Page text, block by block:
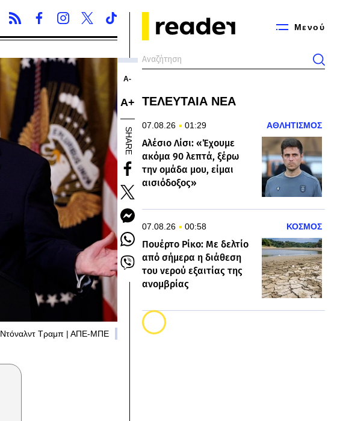
Μενού
Ντόναλντ Τραμπ | ΑΠΕ-ΜΠΕ
Α-
Α+
SHARE
ΤΕΛΕΥΤΑΙΑ ΝΕΑ
07.08.26 01:29 ΑΘΛΗΤΙΣΜΟΣ
Αλέσιο Λίσι: «Έχουμε
ακόμα 90 λεπτά, ξέρω
την ομάδα μου, είμαι
αισιόδοξος»
07.08.26 00:58 ΚΟΣΜΟΣ
Πουέρτο Ρίκο: Με δελτίο
από σήμερα η διάθεση
του νερού εξαιτίας της
ανομβρίας